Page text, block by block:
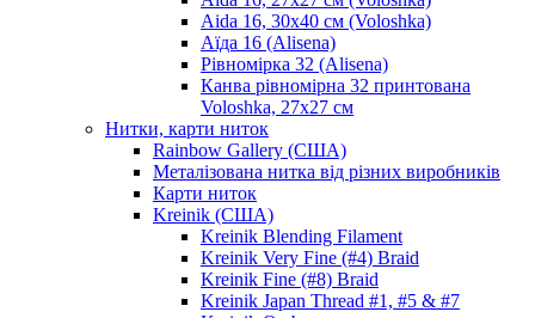
Aida 16, 30х40 см (Voloshka)
Аїда 16 (Alisena)
Рівномірка 32 (Alisena)
Канва рівномірна 32 принтована
Voloshka, 27х27 см
Нитки, карти ниток
Rainbow Gallery (США)
Металізована нитка від різних виробників
Карти ниток
Kreinik (США)
Kreinik Blending Filament
Kreinik Very Fine (#4) Braid
Kreinik Fine (#8) Braid
Kreinik Japan Thread #1, #5 & #7